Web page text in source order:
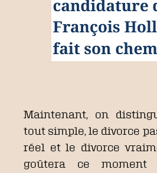
Maintenant, on
tout simple, le divorce
réel et le divorce
goûtera ce